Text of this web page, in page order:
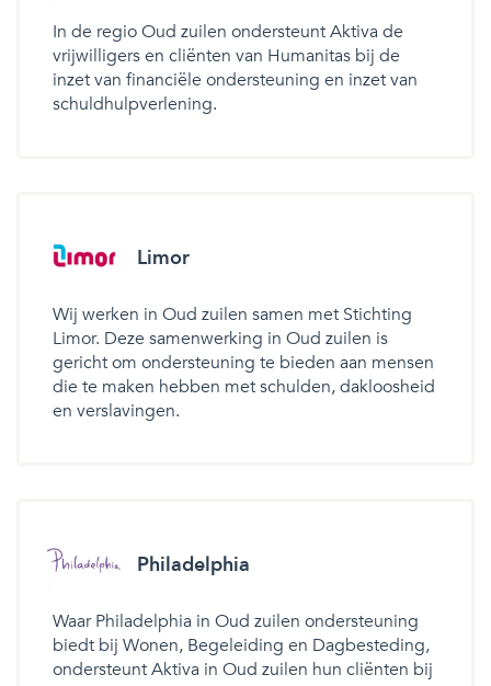
In de regio Oud zuilen ondersteunt Aktiva de
vrijwilligers en cliënten van Humanitas bij de
inzet van financiële ondersteuning en inzet van
schuldhulpverlening.
Limor
Wij werken in Oud zuilen samen met Stichting
Limor. Deze samenwerking in Oud zuilen is
gericht om ondersteuning te bieden aan mensen
die te maken hebben met schulden, dakloosheid
en verslavingen.
Philadelphia
Waar Philadelphia in Oud zuilen ondersteuning
biedt bij Wonen, Begeleiding en Dagbesteding,
ondersteunt Aktiva in Oud zuilen hun cliënten bij